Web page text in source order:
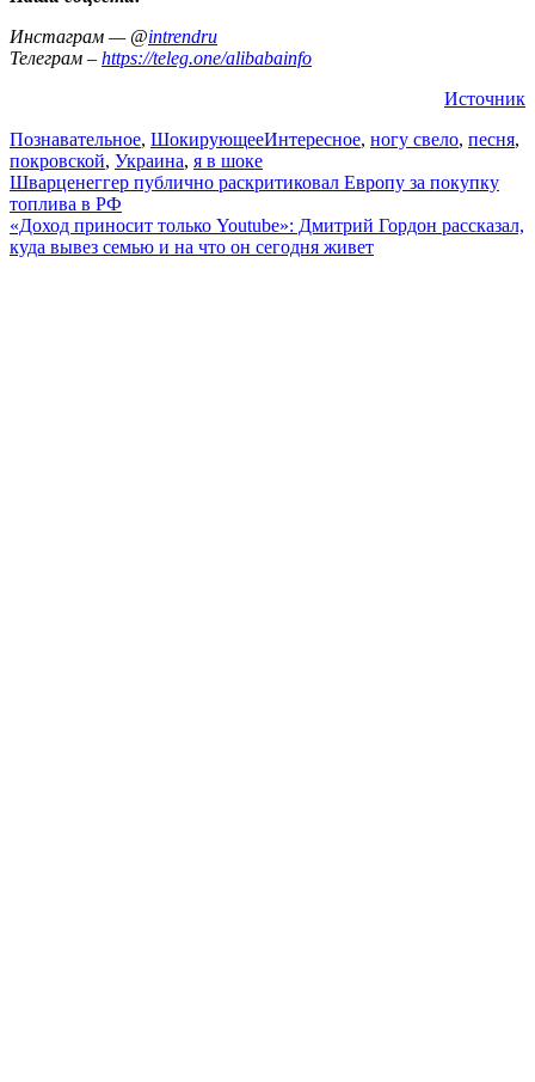
Инстаграм — @intrendru
Телеграм – https://teleg.one/alibabainfo
Источник
Познавательное, ШокирующееИнтересное, ногу свело, песня,
покровской, Украина, я в шоке
Навигация
по
записям
Шварценеггер публично раскритиковал Европу за покупку
топлива в PФ
«Доход приносит только Youtube»: Дмитрий Гордон рассказал,
куда вывез семью и на что он сегодня живет